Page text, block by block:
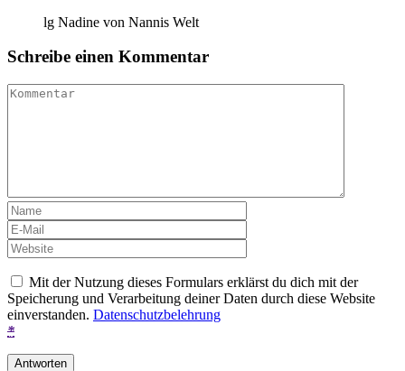
lg Nadine von Nannis Welt
Schreibe einen Kommentar
Mit der Nutzung dieses Formulars erklärst du dich mit der
Speicherung und Verarbeitung deiner Daten durch diese Website
einverstanden. Datenschutzbelehrung
*